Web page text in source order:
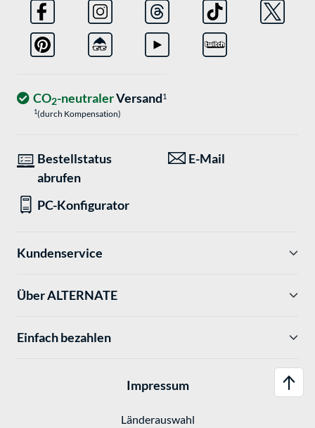
CO2-neutralerVersand1
1(durch Kompensation)
Bestellstatus
abrufen
E-Mail
PC-Konfigurator
Kundenservice
Über ALTERNATE
Einfach bezahlen
Impressum
Länderauswahl